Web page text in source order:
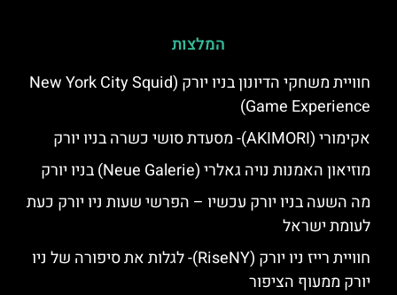
המלצות
חוויית משחקי הדיונון בניו יורק (New York City Squid
Game Experience)
אקימורי (AKIMORI)- מסעדת סושי כשרה בניו יורק
מוזיאון האמנות נויה גאלרי (Neue Galerie) בניו יורק
מה השעה בניו יורק עכשיו – הפרשי שעות ניו יורק כעת
לעומת ישראל
חוויית רייז ניו יורק (RiseNY)- לגלות את סיפורה של ניו
יורק ממעוף הציפור